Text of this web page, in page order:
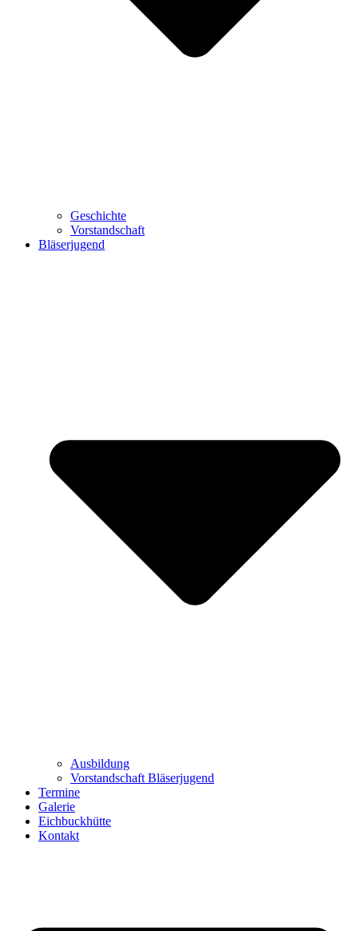
Geschichte
Vorstandschaft
Bläserjugend
Ausbildung
Vorstandschaft Bläserjugend
Termine
Galerie
Eichbuckhütte
Kontakt